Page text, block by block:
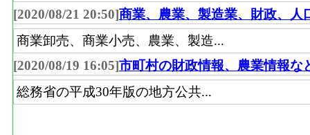
[2020/08/21 20:50]商業、農業、製造業、財政、人
商業卸売、商業小売、農業、製造...
[2020/08/19 16:05]市町村の財政情報、農業情報な
総務省の平成30年版の地方公共...